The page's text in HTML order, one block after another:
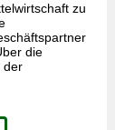
zu
die
der